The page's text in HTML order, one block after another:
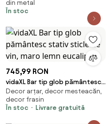
cm, finisaj natural/negru
din metal
În stoc
745,99 RON
vidaXL Bar tip glob pământesc
stativ sticle de vin, maro lemn
eucalipt
Decor arțar, decor mesteacăn,
decor frasin
În stoc
Livrare gratuită